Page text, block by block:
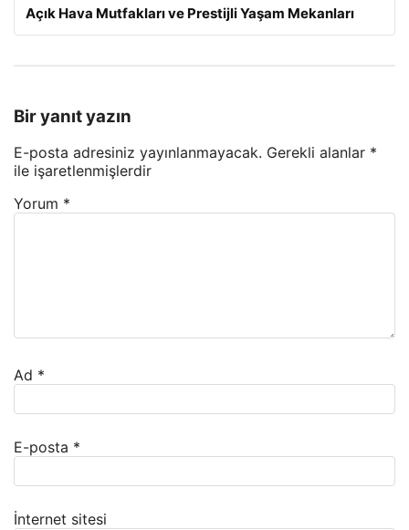
Açık Hava Mutfakları ve Prestijli Yaşam Mekanları
Bir yanıt yazın
E-posta adresiniz yayınlanmayacak. Gerekli alanlar *
ile işaretlenmişlerdir
Yorum *
Ad *
E-posta *
İnternet sitesi